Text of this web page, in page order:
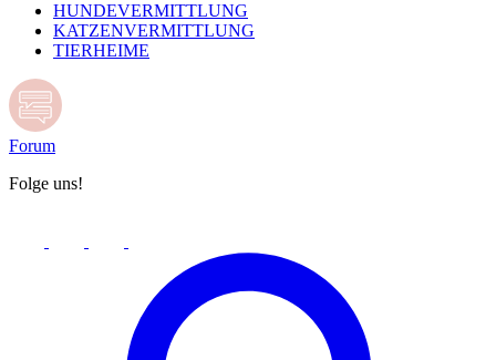
HUNDEVERMITTLUNG
KATZENVERMITTLUNG
TIERHEIME
Forum
Folge uns!